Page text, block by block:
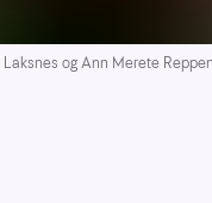
og Ann Merete